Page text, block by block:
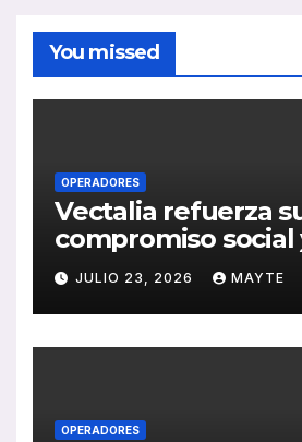
You missed
OPERADORES
Vectalia refuerza
compromiso social
medioambiental
publicación de su
de RSC 2025
JULIO 23, 2026 MAYTE
OPERADORES